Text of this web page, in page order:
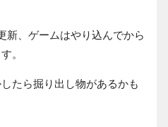
新、ゲームはやり込んでから
。
たら掘り出し物があるかも